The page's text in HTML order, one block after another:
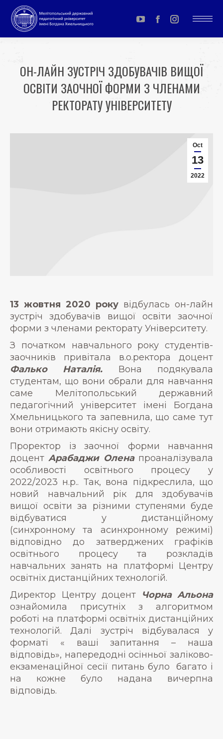
YouTube
page
in
new
window
Facebook
page
in
new
window
Instagram
page
in
new
ОН-ЛАЙН ЗУСТРІЧ ЗДОБУВАЧІВ ВИЩОЇ
ОСВІТИ ЗАОЧНОЇ ФОРМИ З ЧЛЕНАМИ
РЕКТОРАТУ УНІВЕРСИТЕТУ
Oct
13
2022
13 жовтня 2020 року відбулась он-лайн
зустріч здобувачів вищої освіти заочної
форми з членами ректорату Університету.
З початком навчального року студентів-
заочників привітала в.о.ректора доцент
Фалько Наталія. Вона подякувала
студентам, що вони обрали для навчання
саме Мелітопольський державний
педагогічний університет імені Богдана
Хмельницького та запевнила, що саме тут
вони отримають якісну освіту.
Проректор із заочної форми навчання
доцентАрабаджи Оленапроаналізувала
особливості освітнього процесу у
2022/2023 н.р.. Так, вона підкреслила, що
новий навчальний рік для здобувачів
вищої освіти за різними ступенями буде
відбуватися у дистанційному
(синхронному та асинхронному режимі)
відповідно до затверджених графіків
освітнього процесу та розкладів
навчальних занять на платформі Центру
освітніх дистанційних технологій.
Директор Центру доцент
Чорна Альона
ознайомила присутніх з алгоритмом
роботі на платформі освітніх дистанційних
технологій. Далі зустріч відбувалася у
форматі « ваші запитання – наша
відповідь», напередодні осінньої заліково-
екзаменаційної сесії питань було багато і
на кожне було надана вичерпна
відповідь.